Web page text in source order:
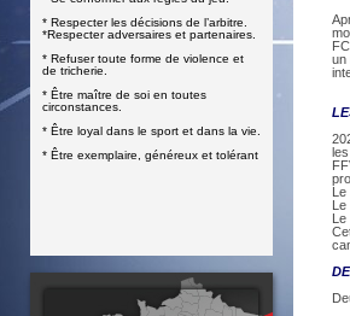
* Respecter les décisions de l’arbitre.
*Respecter adversaires et partenaires.
* Refuser toute forme de violence et
de tricherie.
* Être maître de soi en toutes
circonstances.
* Être loyal dans le sport et dans la vie.
* Être exemplaire, généreux et tolérant
un
Le
Le
Le